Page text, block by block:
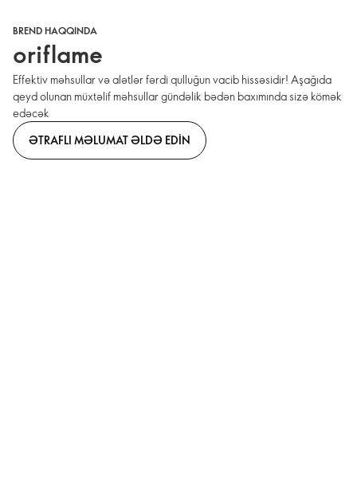
BREND HAQQINDA
oriflame
Effektiv məhsullar və alətlər fərdi qulluğun vacib hissəsidir! Aşağıda
qeyd olunan müxtəlif məhsullar gündəlik bədən baxımında sizə kömək
edəcək
ƏTRAFLI MƏLUMAT ƏLDƏ EDIN